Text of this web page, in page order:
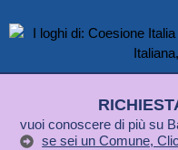
vuoi conoscere di più su
se sei un Comune,